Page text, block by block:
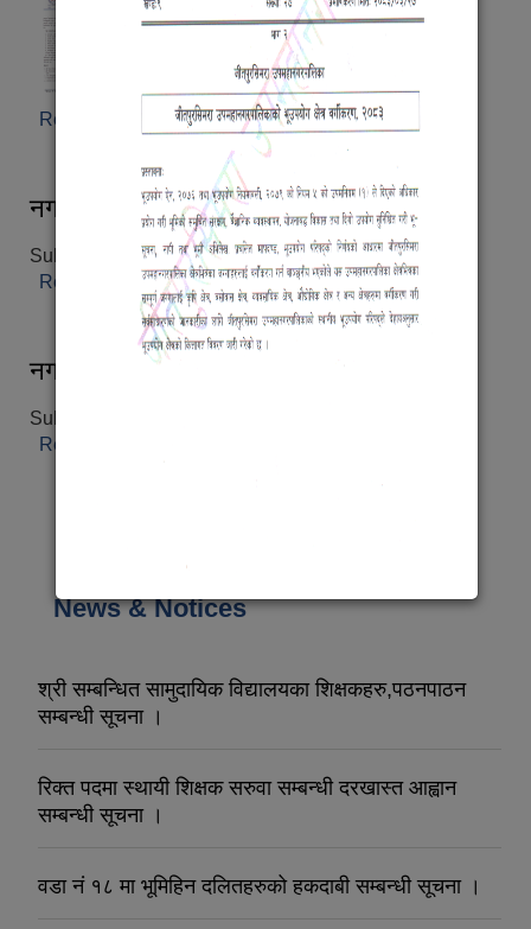
Read more about शिक्षक सरुवा सम्बन्धी सूचना ।
नगर कार्यपालिकाको छैसठ्ठीऔं बैठकका निर्णयहरु
Submitted on:Mon, 07/27/2026 - 13:44
Read more
about नगर कार्यपालिकाको छैसठ्ठीऔं बैठकका निर्णयहरु
नगर प्रहरी ऐन (दोस्रो संशोधन), २०८३
Submitted on:
Read more
News & Notices
श्री सम्बन्धित सामुदायिक विद्यालयका शिक्षकहरु,पठनपाठन
सम्बन्धी सूचना ।
रिक्त पदमा स्थायी शिक्षक सरुवा सम्बन्धी दरखास्त आह्वान
सम्बन्धी सूचना ।
वडा नं १८ मा भूमिहिन दलितहरुको हकदाबी सम्बन्धी सूचना ।